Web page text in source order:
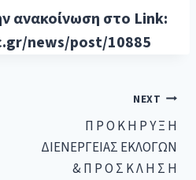
ανακοίνωση στο Link:
news/post/10885
NEXT
Π Ρ Ο Κ Η Ρ Υ Ξ Η
ΔΙΕΝΕΡΓΕΙΑΣ ΕΚΛΟΓΩΝ
& Π Ρ Ο Σ Κ Λ Η Σ Η